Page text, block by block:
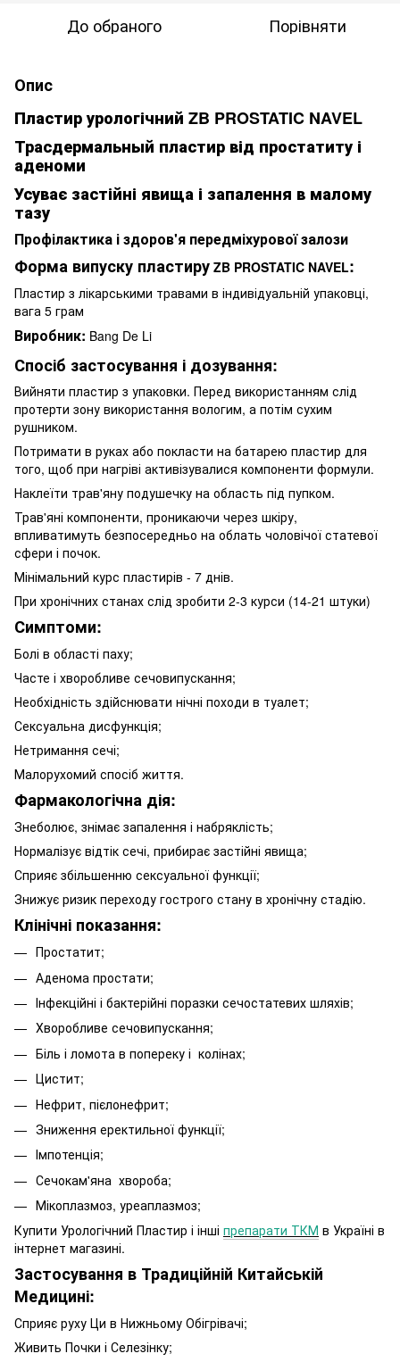
До обраного Порівняти
Опис
Пластир урологічний ZB PROSTATIC NAVEL
Трасдермальный пластир від простатиту і
аденоми
Усуває застійні явища і запалення в малому
тазу
Профілактика і здоров'я передміхурової залози
Форма випуску пластиру ZB PROSTATIC NAVEL:
Пластир з лікарськими травами в індивідуальній упаковці,
вага 5 грам
Виробник: Bang De Li
Спосіб застосування і дозування:
Вийняти пластир з упаковки. Перед використанням слід
протерти зону використання вологим, а потім сухим
рушником.
Потримати в руках або покласти на батарею пластир для
того, щоб при нагріві активізувалися компоненти формули.
Наклеїти трав'яну подушечку на область під пупком.
Трав'яні компоненти, проникаючи через шкіру,
впливатимуть безпосередньо на облать чоловічої статевої
сфери і почок.
Мінімальний курс пластирів - 7 днів.
При хронічних станах слід зробити 2-3 курси (14-21 штуки)
Симптоми:
Болі в області паху;
Часте і хворобливе сечовипускання;
Необхідність здійснювати нічні походи в туалет;
Сексуальна дисфункція;
Нетримання сечі;
Малорухомий спосіб життя.
Фармакологічна дія:
Знеболює, знімає запалення і набряклість;
Нормалізує відтік сечі, прибирає застійні явища;
Сприяє збільшенню сексуальної функції;
Знижує ризик переходу гострого стану в хронічну стадію.
Клінічні показання:
Простатит;
Аденома простати;
Інфекційні і бактерійні поразки сечостатевих шляхів;
Хворобливе сечовипускання;
Біль і ломота в попереку і колінах;
Цистит;
Нефрит, пієлонефрит;
Зниження еректильної функції;
Імпотенція;
Сечокам'яна хвороба;
Мікоплазмоз, уреаплазмоз;
Купити Урологічний Пластир і інші препарати ТКМ в Україні в
інтернет магазині.
Застосування в Традиційній Китайській
Медицині:
Сприяє руху Ци в Нижньому Обігрівачі;
Живить Почки і Селезінку;